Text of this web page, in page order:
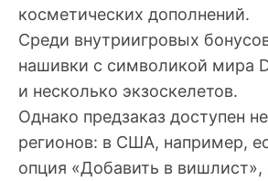
косметических дополнений.
Среди внутриигровых
нашивки с символикой мира
и несколько экзоскелетов.
Однако предзаказ доступен
регионов: в США, например,
опция «Добавить в вишлист»,